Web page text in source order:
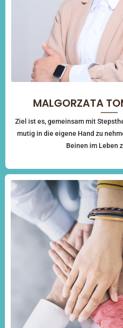
MALGORZATA
Ziel ist es, gemeinsam mit
mutig in die eigene Hand zu
Beinen im Leben